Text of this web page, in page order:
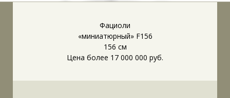
Фациоли
«миниатюрный» F156
156 см
Цена более 17 000 000 руб.